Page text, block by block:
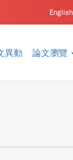
異動 論文瀏覽
English